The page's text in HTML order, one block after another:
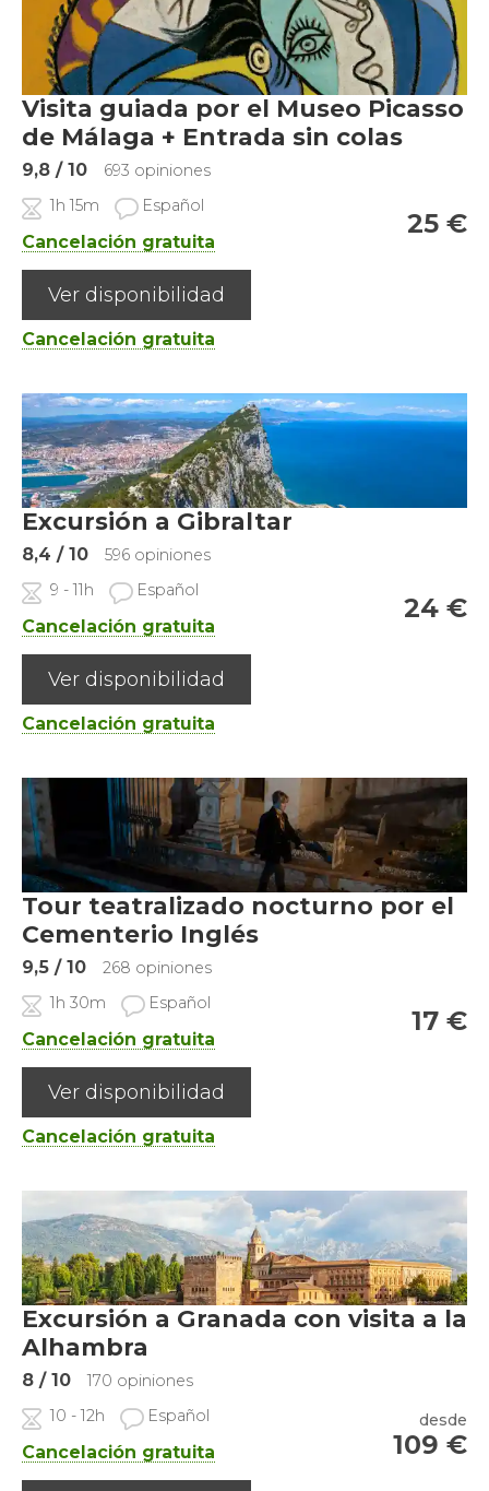
Visita guiada por el Museo Picasso
de Málaga + Entrada sin colas
9,8 / 10
693 opiniones
1h 15m
Español
Cancelación gratuita
25 €
Ver disponibilidad
Cancelación gratuita
Excursión a Gibraltar
8,4 / 10
596 opiniones
9 - 11h
Español
Cancelación gratuita
24 €
Ver disponibilidad
Cancelación gratuita
Tour teatralizado nocturno por el
Cementerio Inglés
9,5 / 10
268 opiniones
1h 30m
Español
Cancelación gratuita
17 €
Ver disponibilidad
Cancelación gratuita
Excursión a Granada con visita a la
Alhambra
8 / 10
170 opiniones
10 - 12h
Español
Cancelación gratuita
desde
109 €